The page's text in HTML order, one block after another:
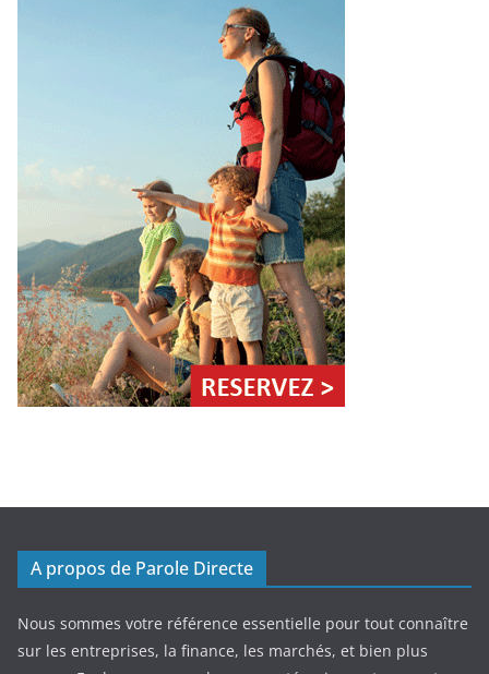
A propos de Parole Directe
Nous sommes votre référence essentielle pour tout connaître
sur les entreprises, la finance, les marchés, et bien plus